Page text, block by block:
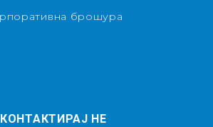
брошура
КОНТАКТИРАЈ НЕ